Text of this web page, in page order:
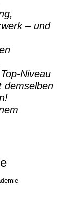
– und
Niveau
demselben